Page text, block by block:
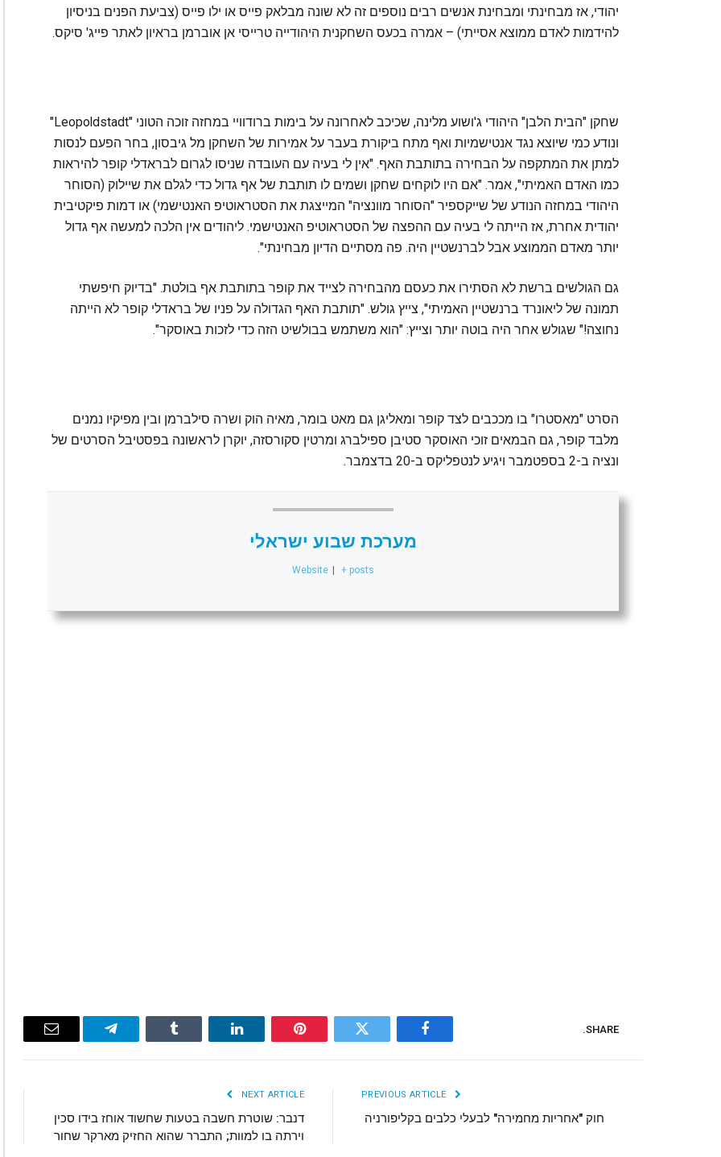
יהודי, אז מבחינתי ומבחינת אנשים רבים נוספים זה לא שונה מבלאק פייס או ילו פייס (צביעת הפנים בניסיון
להידמות לאדם ממוצא אסייתי) – אמרה בכעס השחקנית היהודייה טרייסי אן אוברמן בראיון לאתר פייג' סיקס.
שחקן "הבית הלבן" היהודי ג'ושוע מלינה, שכיכב לאחרונה על בימות ברודוויי במחזה זוכה הטוני "Leopoldstadt"
ונודע כמי שיוצא נגד אנטישמיות ואף מתח ביקורת בעבר על אמירות של השחקן מל גיבסון, בחר הפעם לנסות
למתן את המתקפה על הבחירה בתותבת האף. "אין לי בעיה עם העובדה שניסו לגרום לבראדלי קופר להיראות
כמו האדם האמיתי", אמר. "אם היו לוקחים שחקן ושמים לו תותבת של אף גדול כדי לגלם את שיילוק (הסוחר
היהודי במחזה הנודע של שייקספיר "הסוחר מוונציה" המייצגת את הסטראוטיפ האנטישמי) או דמות פיקטיבית
יהודית אחרת, אז הייתה לי בעיה עם ההפצה של הסטראוטיפ האנטישמי. ליהודים אין הלכה למעשה אף גדול
יותר מאדם הממוצע אבל לברנשטיין היה. פה מסתיים הדיון מבחינתי".
גם הגולשים ברשת לא הסתירו את כעסם מהבחירה לצייד את קופר בתותבת אף בולטת. "בדיוק חיפשתי
תמונה של ליאונרד ברנשטיין האמיתי", צייץ גולש. "תותבת האף הגדולה על פניו של בראדלי קופר לא הייתה
נחוצה!" שגולש אחר היה בוטה יותר וצייץ: "הוא משתמש בבולשיט הזה כדי לזכות באוסקר".
הסרט "מאסטרו" בו מככבים לצד קופר ומאליגן גם מאט בומר, מאיה הוק ושרה סילברמן ובין מפיקיו נמנים
מלבד קופר, גם הבמאים זוכי האוסקר סטיבן ספילברג ומרטין סקורסזה, יוקרן לראשונה בפסטיבל הסרטים של
ונציה ב-2 בספטמבר ויגיע לנטפליקס ב-20 בדצמבר.
מערכת שבוע ישראלי
Website | + posts
SHARE.
Facebook
Twitter
Pinterest
LinkedIn
Tumblr
Telegram
Email
חוק "אחריות מחמירה" לבעלי כלבים בקליפורניה
NEXT ARTICLE
דנבר: שוטרת חשבה בטעות שחשוד אוחז בידו סכין
וירתה בו למוות; התברר שהוא החזיק מארקר שחור